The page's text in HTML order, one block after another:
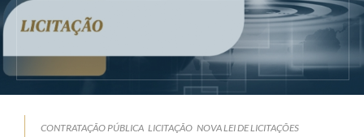
CONTRATAÇÃO PÚBLICA LICITAÇÃO NOVA LEI DE LICITAÇÕES